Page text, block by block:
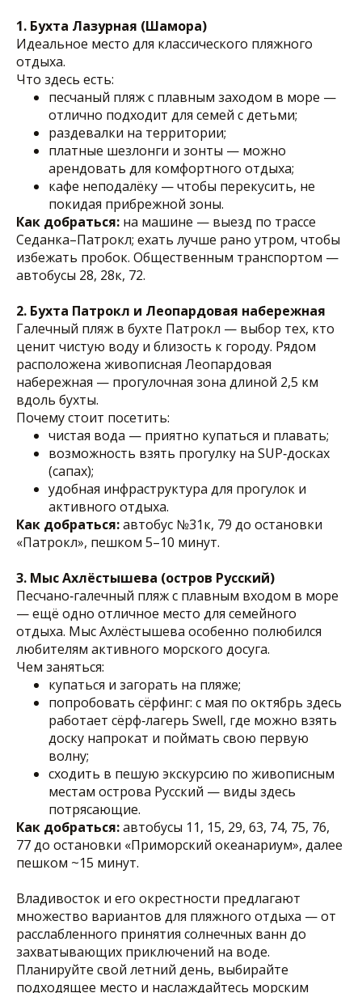
1. Бухта Лазурная (Шамора)
Идеальное место для классического пляжного
отдыха.
Что здесь есть:
песчаный пляж с плавным заходом в море —
отлично подходит для семей с детьми;
раздевалки на территории;
платные шезлонги и зонты — можно
арендовать для комфортного отдыха;
кафе неподалёку — чтобы перекусить, не
покидая прибрежной зоны.
Как добраться: на машине — выезд по трассе
Седанка–Патрокл; ехать лучше рано утром, чтобы
избежать пробок. Общественным транспортом —
автобусы 28, 28к, 72.
2. Бухта Патрокл и Леопардовая набережная
Галечный пляж в бухте Патрокл — выбор тех, кто
ценит чистую воду и близость к городу. Рядом
расположена живописная Леопардовая
набережная — прогулочная зона длиной 2,5 км
вдоль бухты.
Почему стоит посетить:
чистая вода — приятно купаться и плавать;
возможность взять прогулку на SUP‑досках
(сапах);
удобная инфраструктура для прогулок и
активного отдыха.
Как добраться:автобус №31к, 79 до остановки
«Патрокл», пешком 5–10 минут.
3. Мыс Ахлёстышева (остров Русский)
Песчано‑галечный пляж с плавным входом в море
— ещё одно отличное место для семейного
отдыха. Мыс Ахлёстышева особенно полюбился
любителям активного морского досуга.
Чем заняться:
купаться и загорать на пляже;
попробовать сёрфинг: с мая по октябрь здесь
работает сёрф‑лагерь Swell, где можно взять
доску напрокат и поймать свою первую
волну;
сходить в пешую экскурсию по живописным
местам острова Русский — виды здесь
потрясающие.
Как добраться:автобусы 11, 15, 29, 63, 74, 75, 76,
77 до остановки «Приморский океанариум», далее
пешком ~15 минут.
Владивосток и его окрестности предлагают
множество вариантов для пляжного отдыха — от
расслабленного принятия солнечных ванн до
захватывающих приключений на воде.
Планируйте свой летний день, выбирайте
подходящее место и наслаждайтесь морским